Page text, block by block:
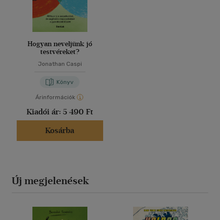
Hogyan neveljünk jó
testvéreket?
Jonathan Caspi
Könyv
Árinformációk
Kiadói ár: 5 490 Ft
Kosárba
Új megjelenések